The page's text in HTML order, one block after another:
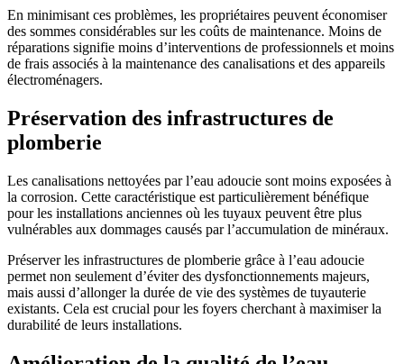
En minimisant ces problèmes, les propriétaires peuvent économiser
des sommes considérables sur les coûts de maintenance. Moins de
réparations signifie moins d’interventions de professionnels et moins
de frais associés à la maintenance des canalisations et des appareils
électroménagers.
Préservation des infrastructures de
plomberie
Les canalisations nettoyées par l’eau adoucie sont moins exposées à
la corrosion. Cette caractéristique est particulièrement bénéfique
pour les installations anciennes où les tuyaux peuvent être plus
vulnérables aux dommages causés par l’accumulation de minéraux.
Préserver les infrastructures de plomberie grâce à l’eau adoucie
permet non seulement d’éviter des dysfonctionnements majeurs,
mais aussi d’allonger la durée de vie des systèmes de tuyauterie
existants. Cela est crucial pour les foyers cherchant à maximiser la
durabilité de leurs installations.